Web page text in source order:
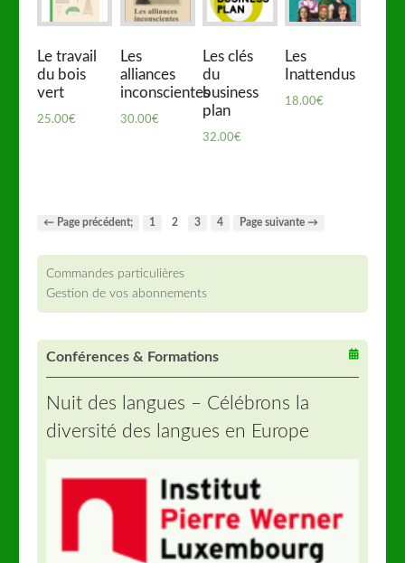
Le travail
du bois
vert
25.00€
Les
alliances
inconscientes
30.00€
Les clés
du
business
plan
32.00€
Les
Inattendus
18.00€
← Page précédent; 1 2 3 4 Page suivante →
Commandes particulières
Gestion de vos abonnements
Conférences & Formations
Nuit des langues – Célébrons la
diversité des langues en Europe